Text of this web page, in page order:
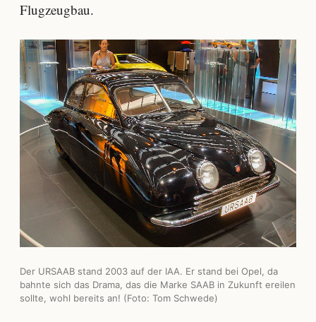
Flugzeugbau.
Der URSAAB stand 2003 auf der IAA. Er stand bei Opel, da
bahnte sich das Drama, das die Marke SAAB in Zukunft ereilen
sollte, wohl bereits an! (Foto: Tom Schwede)